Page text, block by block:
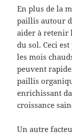
En plus de la
paillis autour
aider à retenir
du sol. Ceci
les mois
peuvent
paillis
enrichissant
croissance
Un autre